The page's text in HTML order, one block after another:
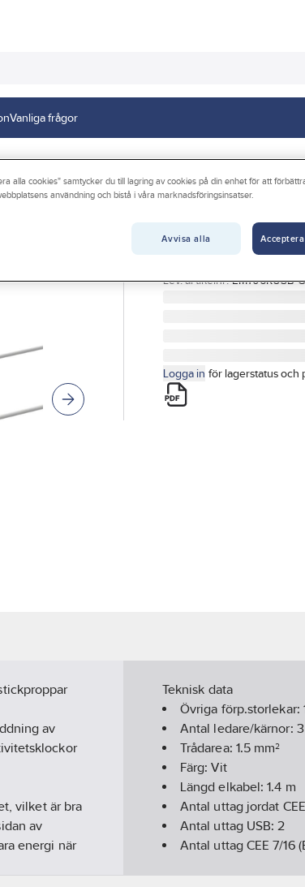
Vanliga frågor
Grenuttag,
GRENUTTAG 6-12+2
Lev. artikelnr: EM106KUSB-
Logga in för lagerstatus och
av
vilket är bra
av
energi när
Teknisk data
Övriga förp.storlekar:
Antal ledare/kärnor: 3
Trådarea: 1.5 mm²
Färg:Vit
Längd elkabel:1.4 m
Antal uttag jordat
Antal uttag USB:2
Antal uttag CEE 7/16
alla cookies" samtycker du till lagring av cookies på din enhet för att
användning och bistå i våra marknadsföringsinsatser.
Avvisa alla